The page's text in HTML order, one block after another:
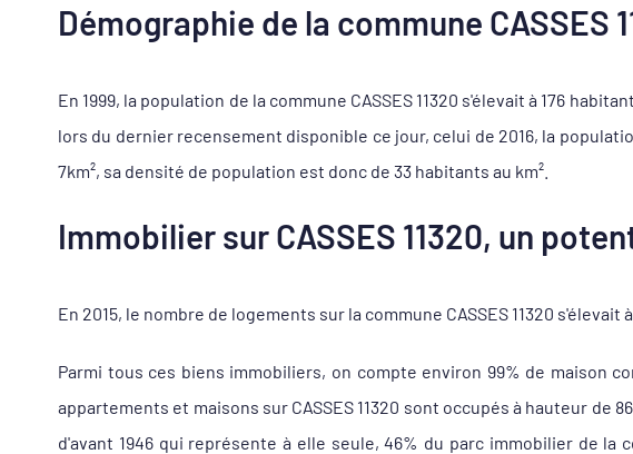
Démographie de la commune CASSES
En 1999, la population de la commune CASSES 11320 s'élevait à 176
lors du dernier recensement disponible ce jour, celui de 2016, la
7km², sa densité de population est donc de 33 habitants au km².
Immobilier sur CASSES 11320, un
En 2015, le nombre de logements sur la commune CASSES 11320
Parmi tous ces biens immobiliers, on compte environ 99% de maison
appartements et maisons sur CASSES 11320 sont occupés à hauteur
d'avant 1946 qui représente à elle seule, 46% du parc immobilier de la